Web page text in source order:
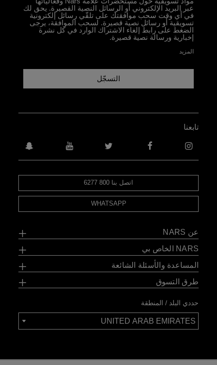
عبر البريد الإلكتروني أو الرسائل النصية القصيرة. يحق لك
في أي وقت سحب موافقتك على تلقّي رسائل إلكترونية
تسويقية أو رسائل نصية قصيرة. لسحب الموافقة، يرجى
الضغط على رابط إلغاء الاشتراك الوارد في كل نشرة
إخبارية ورسالة نصية قصيرة.
المزيد
التسجّل
اتصل بنا 800 6277
WHATSAPP
عن NARS
NARS الخاص بي
المساعدة والأسئلة الشائعة
طرق التسوق
تابعنا
حددي البلد / المنطقة